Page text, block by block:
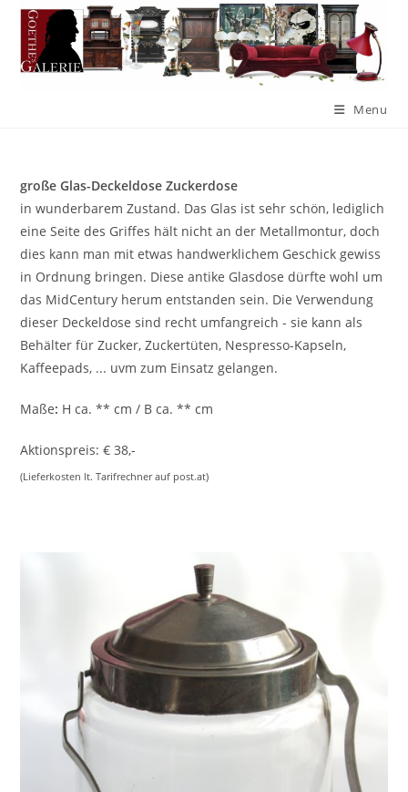
Menu
große Glas-Deckeldose Zuckerdose
in wunderbarem Zustand. Das Glas ist sehr schön, lediglich
eine Seite des Griffes hält nicht an der Metallmontur, doch
dies kann man mit etwas handwerklichem Geschick gewiss
in Ordnung bringen. Diese antike Glasdose dürfte wohl um
das MidCentury herum entstanden sein. Die Verwendung
dieser Deckeldose sind recht umfangreich - sie kann als
Behälter für Zucker, Zuckertüten, Nespresso-Kapseln,
Kaffeepads, ... uvm zum Einsatz gelangen.
Maße: H ca. ** cm / B ca. ** cm
Aktionspreis: € 38,-
(Lieferkosten lt. Tarifrechner auf post.at)